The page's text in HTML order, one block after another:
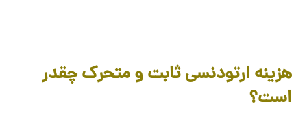
هزینه ارتودنسی ثابت و متحرک چقدر
است؟